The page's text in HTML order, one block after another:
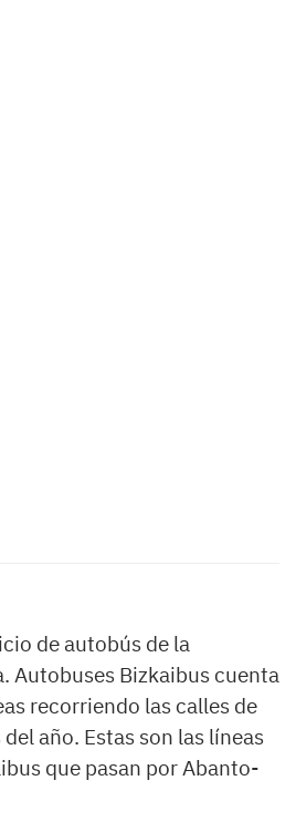
de autobús de la
Autobuses Bizkaibus cuenta
recorriendo las calles de
año. Estas son las líneas
que pasan por Abanto-